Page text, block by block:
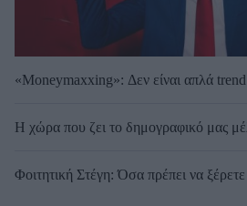
«Moneymaxxing»: Δεν είναι απλά
Η χώρα που ζει το δημογραφικό μας
Φοιτητική Στέγη: Όσα πρέπει να ξέρετε